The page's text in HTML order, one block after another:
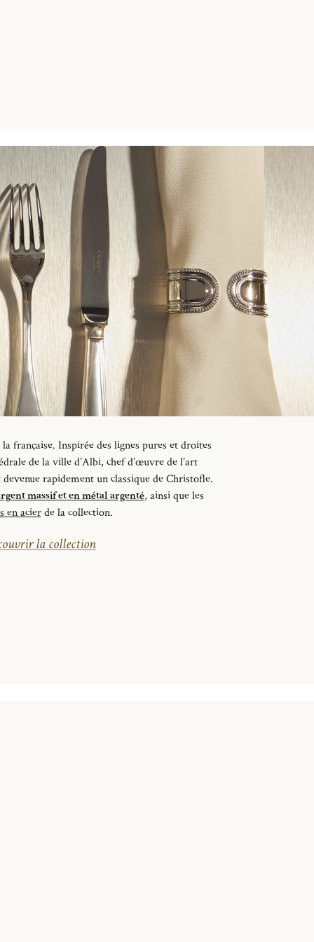
française. Inspirée des lignes pures etdroites
de la ville d’Albi, chef d’œuvre de l’art
rapidement un classique de Christofle.
massif et en métal argenté, ainsi que les
en acierde la collection.
la collection